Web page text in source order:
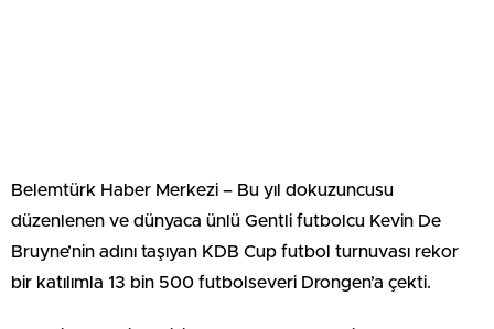
Belemtürk Haber Merkezi – Bu yıl dokuzuncusu
düzenlenen ve dünyaca ünlü Gentli futbolcu Kevin De
Bruyne’nin adını taşıyan KDB Cup futbol turnuvası rekor
bir katılımla 13 bin 500 futbolseveri Drongen’a çekti.